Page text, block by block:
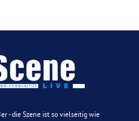
- die Szene ist so vielseitig wie